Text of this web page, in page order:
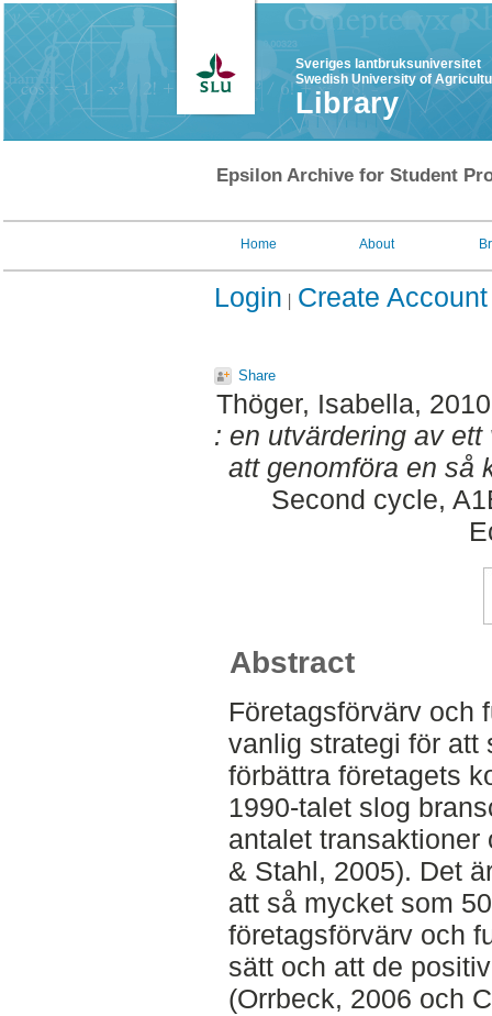
Sveriges lantbruksuniversitet
Swedish University of
Library
Epsilon Archive for Student
Home About
Login Create Account
Share
Thöger, Isabella,
: en utvärdering av
att genomföra en så
Second cycle,
Abstract
Företagsförvärv och
vanlig strategi för att
förbättra företagets
1990-talet slog
antalet transaktioner
& Stahl, 2005). Det
att så mycket som
företagsförvärv och
sätt och att de
(Orrbeck, 2006 och